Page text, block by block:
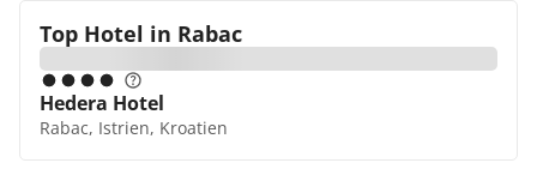
Top Hotel in Rabac
Hedera Hotel
Rabac, Istrien, Kroatien